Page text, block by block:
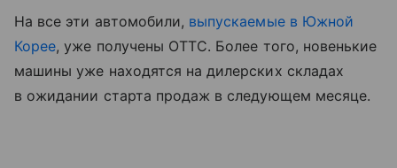
На все эти автомобили, выпускаемые в Южной
Корее, уже получены ОТТС. Более того, новенькие
машины уже находятся на дилерских складах
в ожидании старта продаж в следующем месяце.